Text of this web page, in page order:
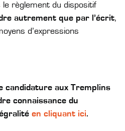
le règlement du dispositif
autrement que par l’écrit,
d’expressions
candidature aux Tremplins
connaissance du
en cliquant ici.